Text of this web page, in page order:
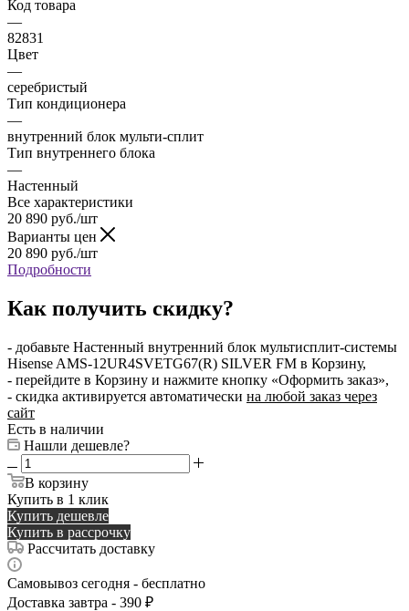
Код товара
—
82831
Цвет
—
серебристый
Тип кондиционера
—
внутренний блок мульти-сплит
Тип внутреннего блока
—
Настенный
Все характеристики
20 890 руб./шт
Варианты цен
20 890 руб./шт
Подробности
Как получить скидку?
- добавьте Настенный внутренний блок мультисплит-системы
Hisense AMS-12UR4SVETG67(R) SILVER FM в Корзину,
- перейдите в Корзину и нажмите кнопку «Оформить заказ»,
- скидка активируется автоматически на любой заказ через
сайт
Есть в наличии
Нашли дешевле?
В корзину
Купить в 1 клик
Купить дешевле
Купить в рассрочку
Рассчитать доставку
Самовывоз сегодня - бесплатно
Доставка завтра - 390 ₽